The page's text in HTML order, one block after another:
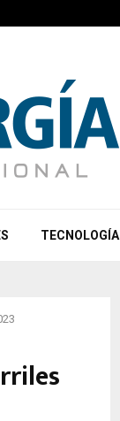
TECNOLOGÍA